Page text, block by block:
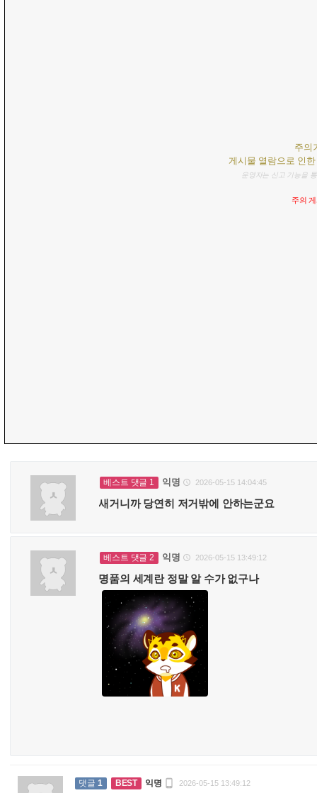
주의
게시물 열람으로 인
운영자는 신고 기능을
주의
베스트 댓글 1 익명  2026-05-15 14:04:45
새거니까 당연히 저거밖에 안하는군요
베스트 댓글 2 익명  2026-05-15 13:49:12
명품의 세계란 정말 알 수가 없구나
댓글 1 BEST 익명  2026-05-15 13:49:12